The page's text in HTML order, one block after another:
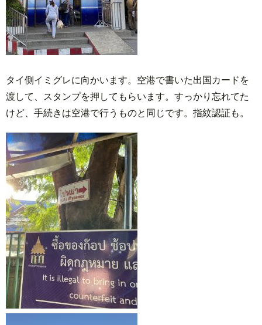
タイ側イミグレに向かいます。空港で書いた出国カードを
渡して、スタンプを押してもらいます。すっかり忘れてた
けど、手続きは空港で行うものと同じです。指紋認証も。